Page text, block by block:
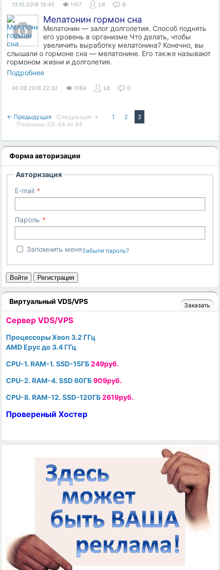
13.10.2018 19:45 1167 Lit 0
Мелатонин гормон сна
Мелатонин — залог долголетия. Способ поднять
его уровень в организме Что делать, чтобы
увеличить выработку мелатонина? Конечно, вы
слышали о гормоне сна — мелатонине. Его также называют
гормоном жизни и долголетия.
Подробнее
06.09.2018 22:32 1084 Lit 0
← Предыдущая Следующая → 1 2
3
Показаны 33-44 из 44
Форма авторизации
Авторизация
E-mail
Пароль
Запомнить меняЗабыли пароль?
Войти Регистрация
Виртуальный VDS/VPS Заказать
Cервер VDS/VPS
Процессоры Xeon 3.2 ГГц
AMD Epyc до 3.4 ГГц
CPU-1. RAM-1. SSD-15ГБ249руб.
CPU-2. RAM-4. SSD 60ГБ909руб.
CPU-8. RAM-12. SSD-120ГБ2619руб.
Провереный Хостер